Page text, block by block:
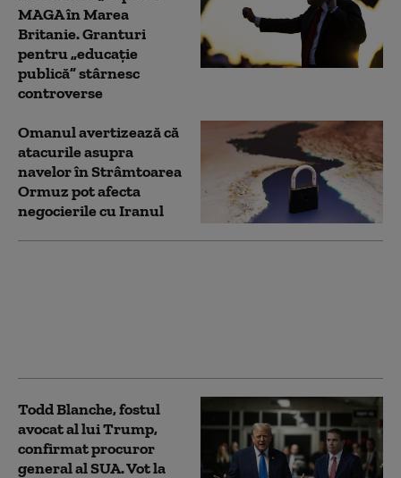
MAGA în Marea
Britanie. Granturi
pentru „educație
publică” stârnesc
controverse
Omanul avertizează că
atacurile asupra
navelor în Strâmtoarea
Ormuz pot afecta
negocierile cu Iranul
Todd Blanche, fostul
avocat al lui Trump,
confirmat procuror
general al SUA. Vot la